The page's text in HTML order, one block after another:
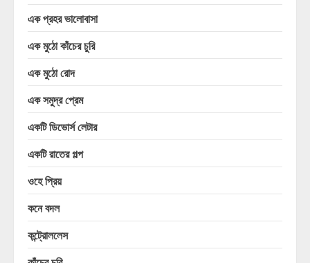
এক প্রহর ভালোবাসা
এক মুঠো কাঁচের চুরি
এক মুঠো রোদ
এক সমুদ্র প্রেম
একটি ডিভোর্স লেটার
একটি রাতের গল্প
ওহে প্রিয়
কনে বদল
কন্ট্রোললেস